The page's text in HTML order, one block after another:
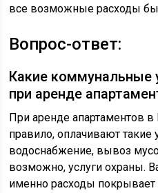
все возможные расходы
Вопрос-ответ:
Какие коммунальные
при аренде
При аренде апартаментов
правило, оплачивают такие
водоснабжение, вывоз
возможно, услуги охраны.
именно расходы покрывает